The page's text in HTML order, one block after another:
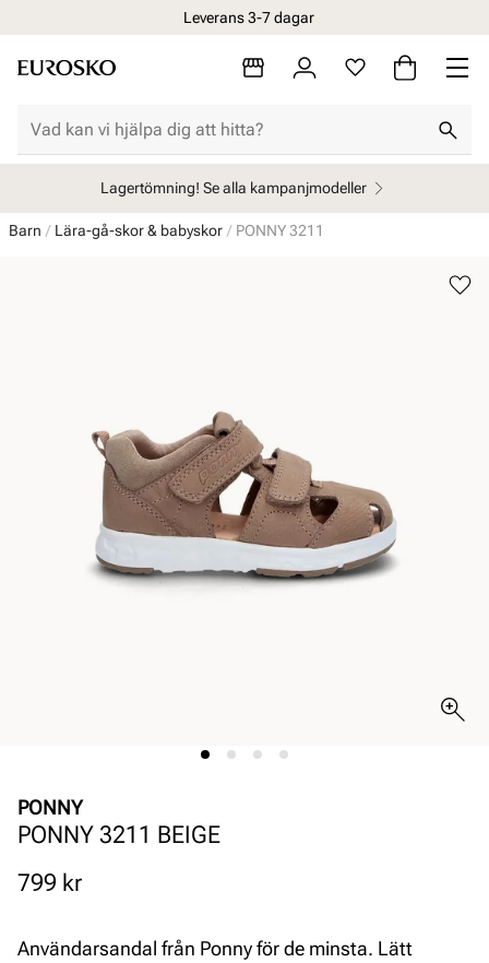
Leverans 3-7 dagar
Öppet köp i 30 dagar
Lagertömning! Se alla kampanjmodeller
Barn Lära-gå-skor & babyskor PONNY 3211
PONNY
PONNY 3211 BEIGE
Pris
799 kr
Användarsandal från Ponny för de minsta. Lätt